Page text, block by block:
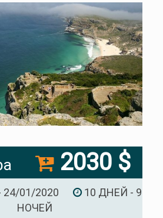
2030 $
24/01/2020
10 ДНЕЙ - 9
НОЧЕЙ